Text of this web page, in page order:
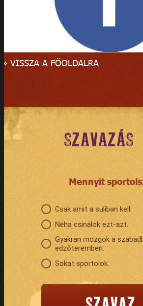
» VISSZA A FŐOLDALRA
SZAVAZÁS
Mennyit
Csak amit a suliban kell.
Néha csinálok ezt-azt.
Gyakran mozgok a
edzőteremben.
Sokat sportolok.